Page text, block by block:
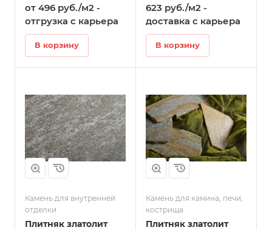
от 496 руб./м2 -
отгрузка с карьера
В корзину
623 руб./м2 -
доставка с карьера
В корзину
Камень для внутренней
отделки
Плитняк златолит
Камень для камина, печи,
кострища
Плитняк златолит